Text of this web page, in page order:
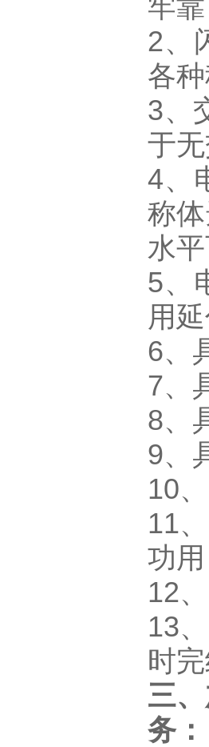
牢
2、
各
3、
于
4、
称
水
5、
用
6、
7、
8、
9、
10
11
功
12
13
时
三、
务：